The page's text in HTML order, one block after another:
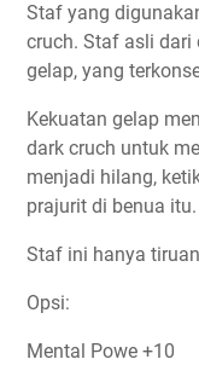
Staf yang
cruch. Staf asli dari
gelap, yang
Kekuatan gelap
dark cruch untuk
menjadi hilang,
prajurit di benua itu.
Staf ini hanya
Opsi:
Mental Powe +10